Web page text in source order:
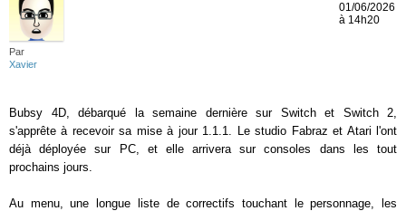
Par
Xavier
01/06/2026
à 14h20
Bubsy 4D, débarqué la semaine dernière sur Switch et Switch 2,
s'apprête à recevoir sa mise à jour 1.1.1. Le studio Fabraz et Atari l'ont
déjà déployée sur PC, et elle arrivera sur consoles dans les tout
prochains jours.
Au menu, une longue liste de correctifs touchant le personnage, les